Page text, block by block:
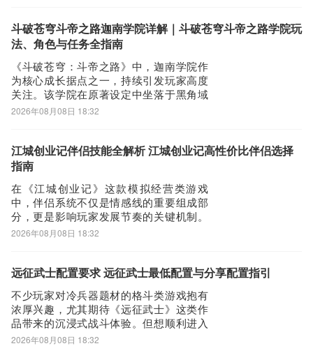
点击全民K歌APP图标进入欢迎页就可以开始使用了
作由知名发行商操刀，品质保障值得期
待。《biubiu加速器》最新下载地
斗破苍穹斗帝之路迦南学院详解｜斗破苍穹斗帝之路学院玩
法、角色与任务全指南
《斗破苍穹：斗帝之路》中，迦南学院作
为核心成长据点之一，持续引发玩家高度
关注。该学院在原著设定中坐落于黑角域
腹地，由远古八族之一雷族的大长老邙天
而建。这一背景设定，也为游戏内该区域
的功能设计奠定了深厚叙事基础。在游戏
2026年08月08日 18:32
江城创业记伴侣技能全解析 江城创业记高性价比伴侣选择
指南
在《江城创业记》这款模拟经营类游戏
中，伴侣系统不仅是情感线的重要组成部
分，更是影响玩家发展节奏的关键机制。
每位可攻略角色都拥有独一无二的专属技
工制作等环节。合理选择伴侣，能显著提
能适配性，则需耗
2026年08月08日 18:32
远征武士配置要求 远征武士最低配置与分享配置指引
不少玩家对冷兵器题材的格斗类游戏抱有
浓厚兴趣，尤其期待《远征武士》这类作
品带来的沉浸式战斗体验。但想顺利进入
游戏世界，除了热情之外，还需关注硬件
2026年08月08日 18:32